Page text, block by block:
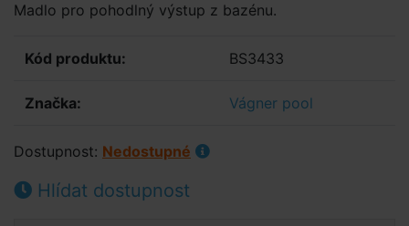
Madlo pro pohodlný výstup z bazénu.
Kód produktu: BS3433
Značka: Vágner pool
Dostupnost: Nedostupné
Hlídat dostupnost